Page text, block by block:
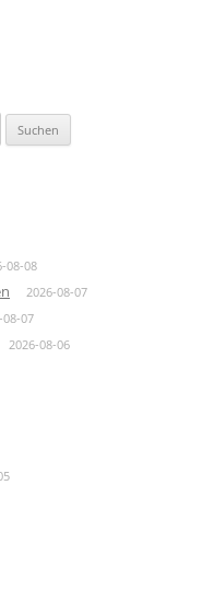
08-08
2026-08-07
08-07
2026-08-06